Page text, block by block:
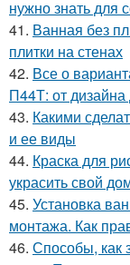
нужно знать для
41. Ванная без
плитки на стенах
42. Все о
П44Т: от дизайна
43. Какими
и ее виды
44. Краска для
украсить свой
45. Установка
монтажа. Как
46. Способы, как